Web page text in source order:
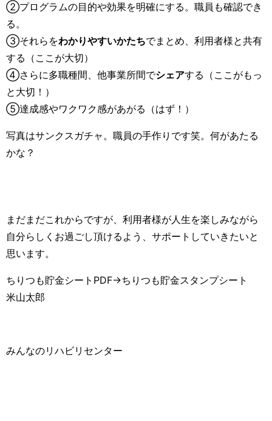
②プログラムの目的や効果を明確にする。職員も確認でき
る。
③それらをわかりやすいかたちでまとめ、利用者様と共有
する（ここが大切）
④さらに多職種間、他事業所間でシェアする（ここがもっ
と大切！）
⑤達成感やワクワク感があがる（はず！）
写真はサンクスガチャ。職員の手作りです笑。何があたる
かな？
まだまだこれからですが、利用者様が人生を楽しみながら
自分らしくお過ごし頂けるよう、サポートしていきたいと
思います。
ちりつも貯金シートPDF→ちりつも貯金スタンプシート
米山太郎
みんなのリハビリセンター